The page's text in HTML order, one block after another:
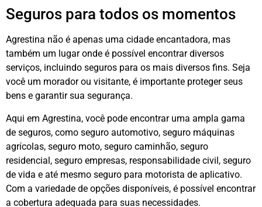
Seguros para todos os momentos
Agrestina não é apenas uma cidade encantadora, mas
também um lugar onde é possível encontrar diversos
serviços, incluindo seguros para os mais diversos fins. Seja
você um morador ou visitante, é importante proteger seus
bens e garantir sua segurança.
Aqui em Agrestina, você pode encontrar uma ampla gama
de seguros, como seguro automotivo, seguro máquinas
agrícolas, seguro moto, seguro caminhão, seguro
residencial, seguro empresas, responsabilidade civil, seguro
de vida e até mesmo seguro para motorista de aplicativo.
Com a variedade de opções disponíveis, é possível encontrar
a cobertura adequada para suas necessidades.